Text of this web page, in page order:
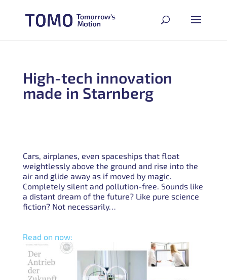
High-tech innovation
made in Starnberg
Cars, airplanes, even spaceships that float
weightlessly above the ground and rise into the
air and glide away as if moved by magic.
Completely silent and pollution-free. Sounds like
a distant dream of the future? Like pure science
fiction? Not necessarily…
Read on now: